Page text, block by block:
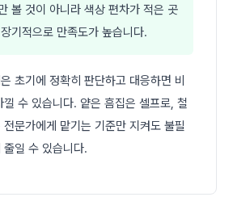
볼 것이 아니라 색상 편차가 적은 곳
기적으로 만족도가 높습니다.
초기에 정확히 판단하고 대응하면 비
수 있습니다. 얕은 흠집은 셀프로, 철
문가에게 맡기는 기준만 지켜도 불필
일 수 있습니다.